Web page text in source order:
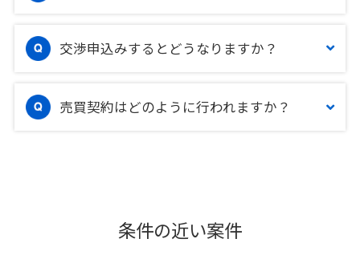
交渉申込みするとどうなりますか？
売買契約はどのように行われますか？
条件の近い案件